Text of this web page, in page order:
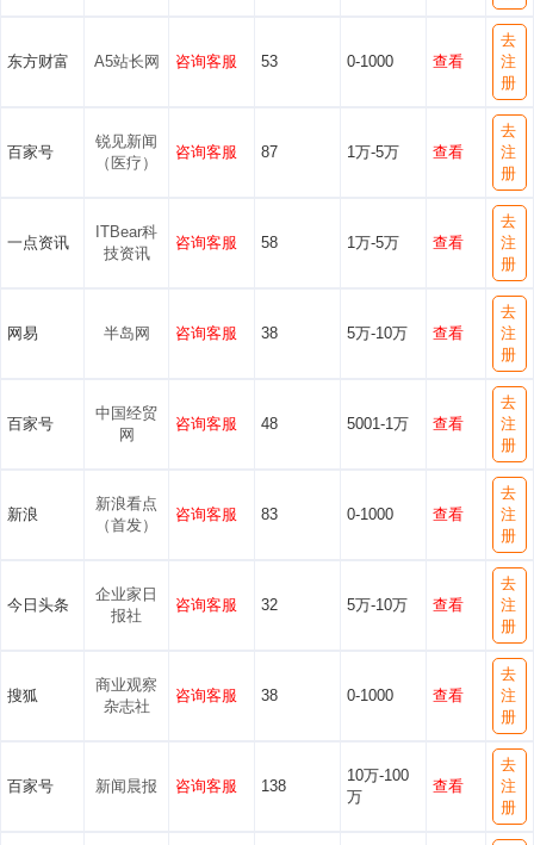
东方财富 A5站长网 咨询客服 53 0-1000 查看
去
注
册
百家号
锐见新闻
（医疗）
咨询客服 87 1万-5万 查看
去
注
册
一点资讯
ITBear科
技资讯
咨询客服 58 1万-5万 查看
去
注
册
网易 半岛网 咨询客服 38 5万-10万 查看
去
注
册
百家号
中国经贸
网
咨询客服 48 5001-1万 查看
去
注
册
新浪
新浪看点
（首发）
咨询客服 83 0-1000 查看
去
注
册
今日头条
企业家日
报社
咨询客服 32 5万-10万 查看
去
注
册
搜狐
商业观察
杂志社
咨询客服 38 0-1000 查看
去
注
册
百家号 新闻晨报 咨询客服 138
10万-100
万
查看
去
注
册